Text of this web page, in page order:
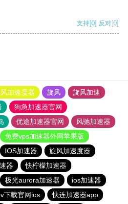
支持[0] 反对[0]
加速度器 旋风
旋风加速
狗急加速器官网
优途加速器官网
风驰加速器
免费vps加速器外网苹果版
IOS加速器
旋风加速度器
器
快柠檬加速器
极光aurora加速器
ios加速器
下载官网ios
快连加速器app